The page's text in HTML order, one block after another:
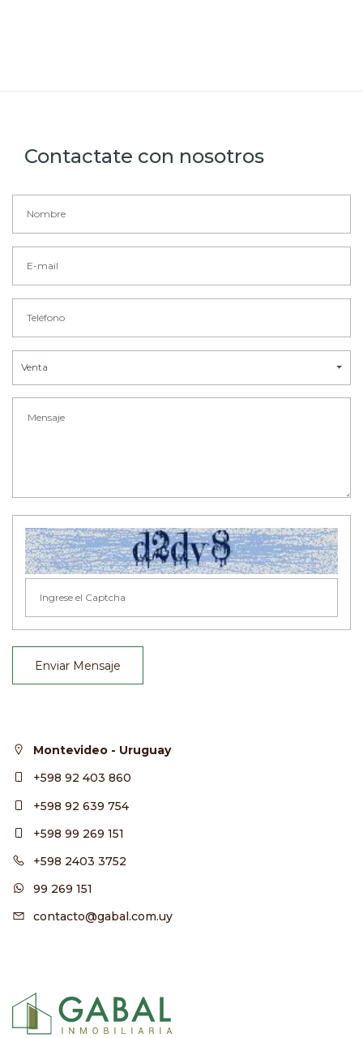
Contactate con nosotros
Venta
Enviar Mensaje
Montevideo - Uruguay
+598 92 403 860
+598 92 639 754
+598 99 269 151
+598 2403 3752
99 269 151
contacto@gabal.com.uy